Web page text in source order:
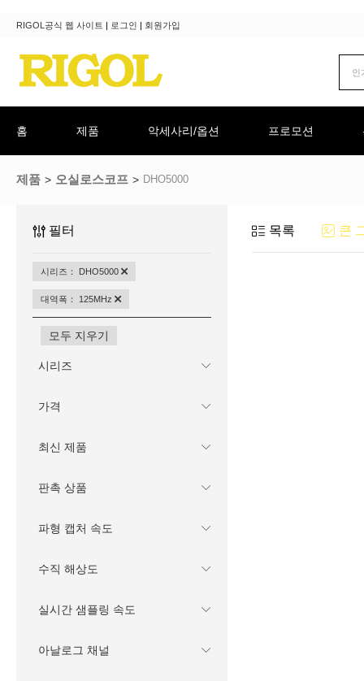
RIGOL공식 웹 사이트 | 로그인 | 회원가입
홈 제품 악세사리/옵션 프로모션
제품 오실로스코프 DHO5000
필터
시리즈： DHO5000
대역폭： 125MHz
모두 지우기
시리즈
가격
최신 제품
판촉 상품
파형 캡처 속도
수직 해상도
실시간 샘플링 속도
아날로그 채널
목록 큰